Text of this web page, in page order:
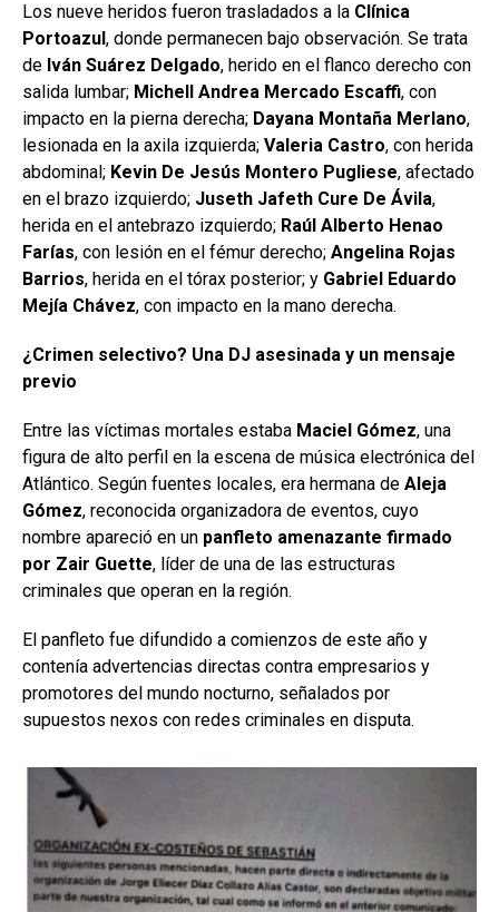
Los nueve heridos fueron trasladados a la Clínica
Portoazul , donde permanecen bajo observación. Se trata
de Iván Suárez Delgado, herido en el flanco derecho con
salida lumbar; Michell Andrea Mercado Escaffi, con
impacto en la pierna derecha; Dayana Montaña Merlano,
lesionada en la axila izquierda; Valeria Castro, con herida
abdominal; Kevin De Jesús Montero Pugliese, afectado
en el brazo izquierdo; Juseth Jafeth Cure De Ávila,
herida en el antebrazo izquierdo; Raúl Alberto Henao
Farías, con lesión en el fémur derecho; Angelina Rojas
Barrios, herida en el tórax posterior; y Gabriel Eduardo
Mejía Chávez, con impacto en la mano derecha.
¿Crimen selectivo? Una DJ asesinada y un mensaje
previo
Entre las víctimas mortales estaba Maciel Gómez, una
figura de alto perfil en la escena de música electrónica del
Atlántico. Según fuentes locales, era hermana de Aleja
Gómez, reconocida organizadora de eventos, cuyo
nombre apareció en un panfleto amenazante firmado
por Zair Guette, líder de una de las estructuras
criminales que operan en la región.
El panfleto fue difundido a comienzos de este año y
contenía advertencias directas contra empresarios y
promotores del mundo nocturno, señalados por
supuestos nexos con redes criminales en disputa.